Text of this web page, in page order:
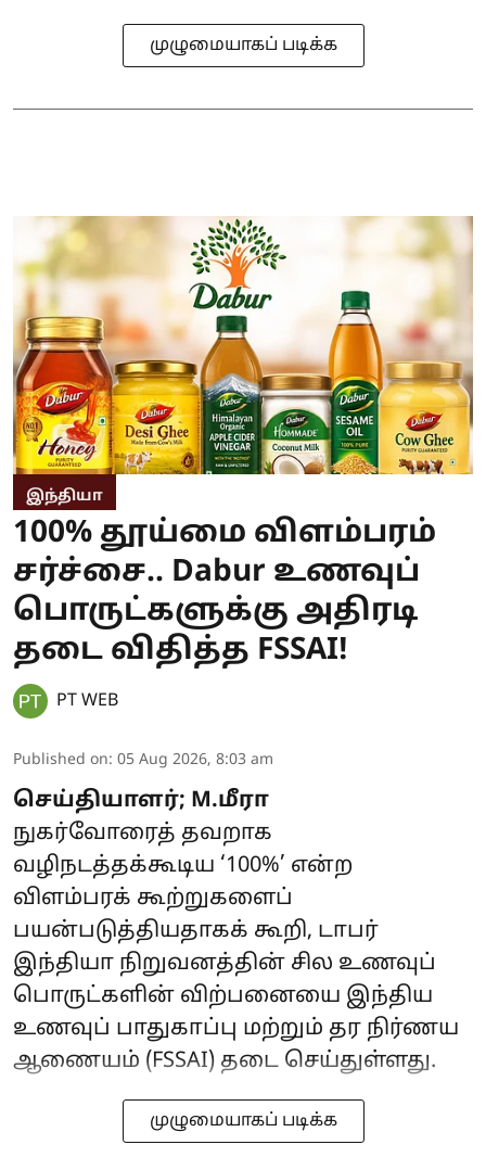
முழுமையாகப் படிக்க
இந்தியா
100% தூய்மை விளம்பரம்
சர்ச்சை.. Dabur உணவுப்
பொருட்களுக்கு அதிரடி
தடை விதித்த FSSAI!
PT WEB
Published on: 05 Aug 2026, 8:03 am
செய்தியாளர்; M.மீரா
நுகர்வோரைத் தவறாக
வழிநடத்தக்கூடிய ‘100%’ என்ற
விளம்பரக் கூற்றுகளைப்
பயன்படுத்தியதாகக் கூறி, டாபர்
இந்தியா நிறுவனத்தின் சில உணவுப்
பொருட்களின் விற்பனையை இந்திய
உணவுப் பாதுகாப்பு மற்றும் தர நிர்ணய
ஆணையம் (FSSAI) தடை செய்துள்ளது.
முழுமையாகப் படிக்க